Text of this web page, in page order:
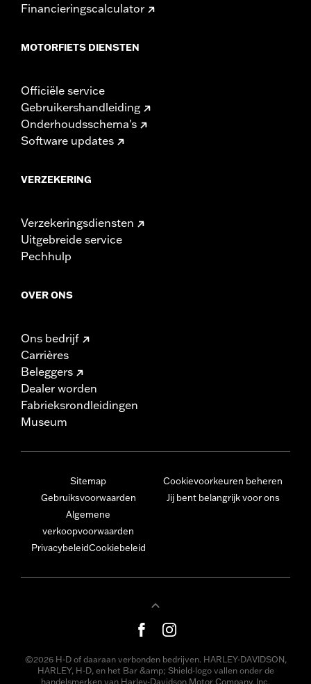
Financieringscalculator
MOTORFIETS DIENSTEN
Officiële service
Gebruikershandleiding
Onderhoudsschema's
Software updates
VERZEKERING
Verzekeringsdiensten
Uitgebreide service
Pechhulp
OVER ONS
Ons bedrijf
Carrières
Beleggers
Dealer worden
Fabrieksrondleidingen
Museum
Sitemap
Gebruiksvoorwaarden
Algemene
verkoopvoorwaarden
PrivacybeleidCookiebeleid
Cookievoorkeuren beheren
Jij bent belangrijk voor ons
©2026 H-D of daaraan verbonden bedrijven. HARLEY-DAVIDSON,
HARLEY, H-D, en het Bar &amp; Shield-logo vallen onder de
handelsmerken van Harley-Davidson Motor Company, Inc.